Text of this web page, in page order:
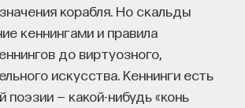
корабля. Но скальды
кеннингами и правила
до виртуозного,
искусства. Кеннинги есть
поэзии — какой-нибудь «конь